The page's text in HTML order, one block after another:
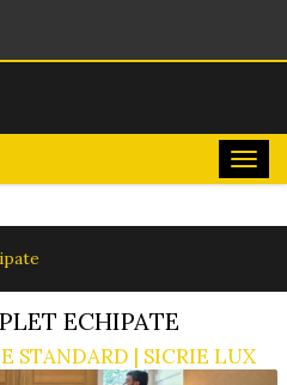
ECHIPATE
STANDARD | SICRIE LUX